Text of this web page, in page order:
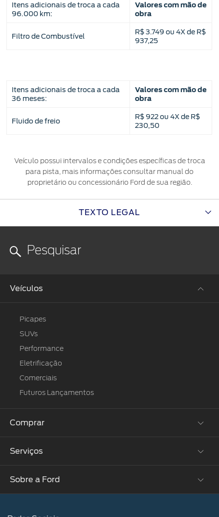
Itens adicionais de troca a cada
96.000 km:
Valores com mão de
obra
Filtro de Combustível
R$ 3.749 ou 4X de R$
937,25
Itens adicionais de troca a cada
36 meses:
Valores com mão de
obra
Fluido de freio
R$ 922 ou 4X de R$
230,50
Veículo possui intervalos e condições específicas de troca
para pista, mais informações consultar manual do
proprietário ou concessionário Ford de sua região.
TEXTO LEGAL
Veículos
Picapes
SUVs
Performance
Eletrificação
Comerciais
Futuros Lançamentos
Comprar
Monte o Seu
Concessionárias
Serviços
Atualização SYNC
Proprietários
Sobre a Ford